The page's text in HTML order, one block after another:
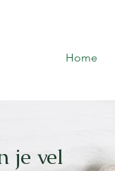
Home
je vel